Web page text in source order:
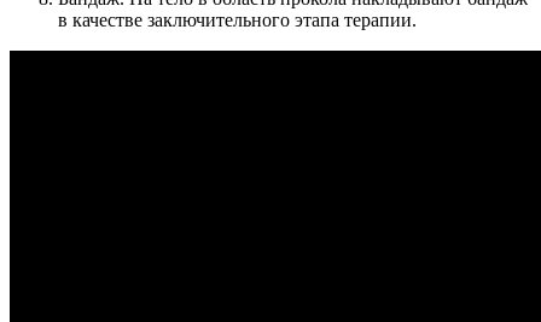
в качестве заключительного этапа терапии.